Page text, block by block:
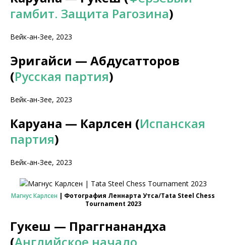
гамбит. Защита Рагозина)
Вейк-ан-Зее, 2023
Эригайси — Абдусатторов
(Русская партия)
Вейк-ан-Зее, 2023
Каруана — Карлсен (Испанская
партия)
Вейк-ан-Зее, 2023
Магнус Карлсен | Фотография Леннарта Утса/Tata Steel Chess
Tournament 2023
Гукеш — Праггнанандха